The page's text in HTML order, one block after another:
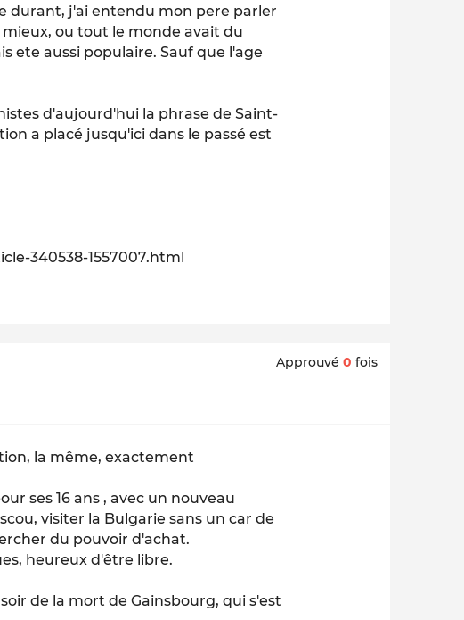
durant, j'ai entendu mon pere parler
ou tout le monde avait du
ete aussi populaire. Sauf que l'age
d'aujourd'hui la phrase de Saint-
a placé jusqu'ici dans le passé est
340538-1557007.html
Approuvé 0 fois
la même, exactement
ses 16 ans , avec un nouveau
visiter la Bulgarie sans un car de
du pouvoir d'achat.
heureux d'être libre.
de la mort de Gainsbourg, qui s'est